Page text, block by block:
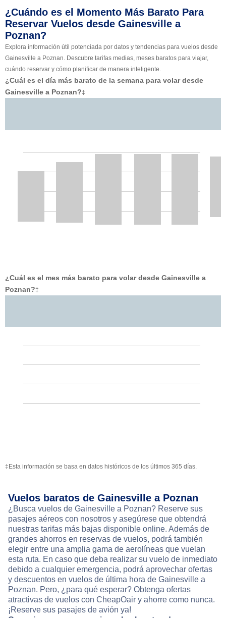
¿Cuándo es el Momento Más Barato Para
Reservar Vuelos desde Gainesville a
Poznan?
Explora información útil potenciada por datos y tendencias para vuelos desde
Gainesville a Poznan. Descubre tarifas medias, meses baratos para viajar,
cuándo reservar y cómo planificar de manera inteligente.
¿Cuál es el día más barato de la semana para volar desde
Gainesville a Poznan?‡
¿Cuál es el mes más barato para volar desde Gainesville a
Poznan?‡
‡Esta información se basa en datos históricos de los últimos 365 días.
Vuelos baratos de Gainesville a Poznan
¿Busca vuelos de Gainesville a Poznan? Reserve sus
pasajes aéreos con nosotros y asegúrese que obtendrá
nuestras tarifas más bajas disponible online. Además de
grandes ahorros en reservas de vuelos, podrá también
elegir entre una amplia gama de aerolíneas que vuelan
esta ruta. En caso que deba realizar su vuelo de inmediato
debido a cualquier emergencia, podrá aprovechar ofertas
y descuentos en vuelos de última hora de Gainesville a
Poznan. Pero, ¿para qué esperar? Obtenga ofertas
atractivas de vuelos con CheapOair y ahorre como nunca.
¡Reserve sus pasajes de avión ya!